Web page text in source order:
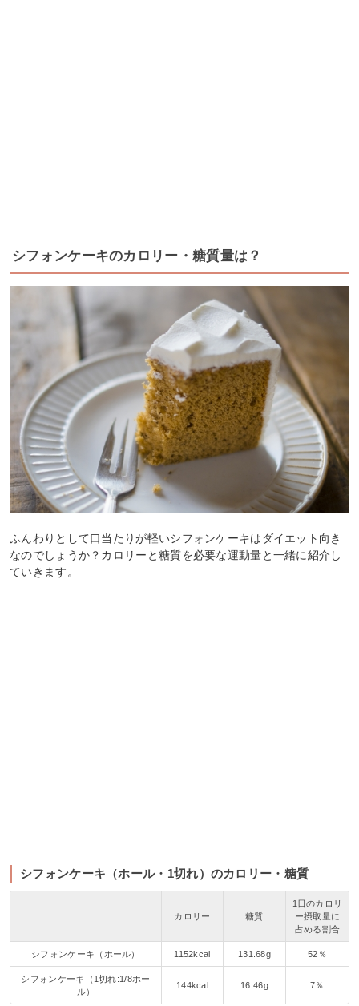
シフォンケーキのカロリー・糖質量は？
ふんわりとして口当たりが軽いシフォンケーキはダイエット向き
なのでしょうか？カロリーと糖質を必要な運動量と一緒に紹介し
ていきます。
シフォンケーキ（ホール・1切れ）のカロリー・糖質
カロリー 糖質
1日のカロリ
ー摂取量に
占める割合
シフォンケーキ（ホール） 1152kcal 131.68g 52％
シフォンケーキ（1切れ:1/8ホー
ル）
144kcal 16.46g 7％